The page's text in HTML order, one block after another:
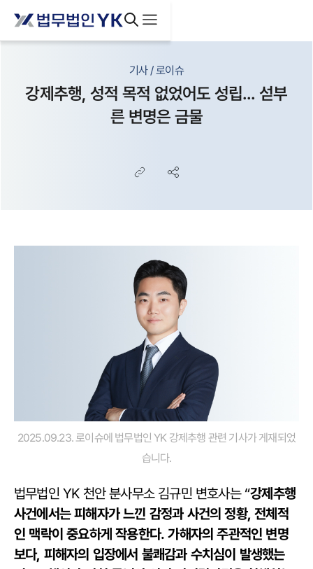
기사 / 로이슈
강제추행, 성적 목적 없었어도 성립... 섣부
른 변명은 금물
2025.09.23. 로이슈에 법무법인 YK 강제추행 관련 기사가 게재되었
습니다.
법무법인 YK 천안 분사무소 김규민 변호사는 “강제추행
사건에서는 피해자가 느낀 감정과 사건의 정황, 전체적
인 맥락이 중요하게 작용한다. 가해자의 주관적인 변명
보다, 피해자의 입장에서 불쾌감과 수치심이 발생했는